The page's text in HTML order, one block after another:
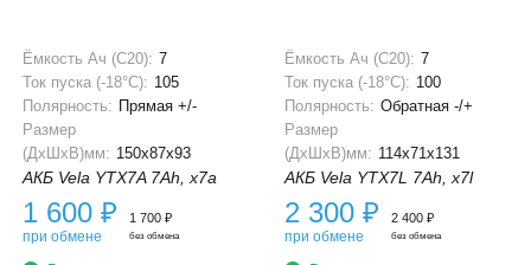
Ёмкость Ач (С20): 7
Ток пуска (-18°С): 105
Полярность: Прямая +/-
Размер
(ДхШхВ)мм: 150x87x93
АКБ Vela YTX7A 7Ah, x7a
1 600 ₽
при обмене
1 700 ₽
без обмена
Ёмкость Ач (С20): 7
Ток пуска (-18°С): 100
Полярность: Обратная -/+
Размер
(ДхШхВ)мм: 114x71x131
АКБ Vela YTX7L 7Ah, x7l
2 300 ₽
при обмене
2 400 ₽
без обмена